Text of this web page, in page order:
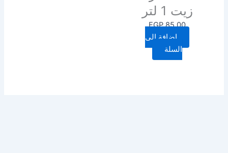
زيت 1 لتر
EGP85.00
إضافة إلى
السلة